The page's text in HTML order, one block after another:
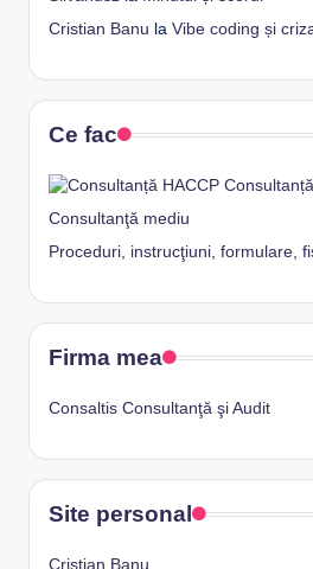
Cristian Banu la Vibe coding și
Ce fac
Consultanţă mediu
Proceduri, instrucţiuni, formulare,
Firma mea
Consaltis Consultanţă şi Audit
Site personal
Cristian Banu